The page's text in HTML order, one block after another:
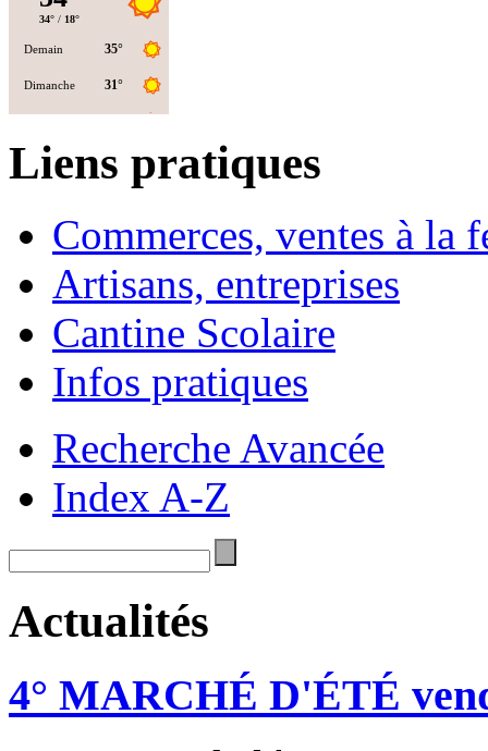
Liens pratiques
Commerces, ventes à la
Artisans, entreprises
Cantine Scolaire
Infos pratiques
Recherche Avancée
Index A-Z
Actualités
4° MARCHÉ D'ÉTÉ